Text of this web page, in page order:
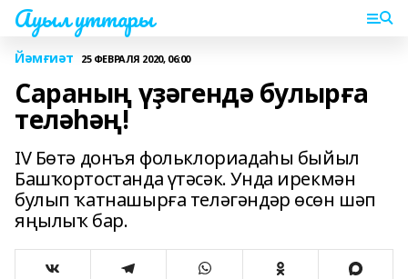
Ауыл уттары
Йәмғиәт 25 ФЕВРАЛЯ 2020, 06:00
Сараның үҙәгендә булырға
теләһәң!
IV Бөтә донъя фольклориадаһы быйыл
Башҡортостанда үтәсәк. Унда ирекмән
булып ҡатнашырға теләгәндәр өсөн шәп
яңылыҡ бар.